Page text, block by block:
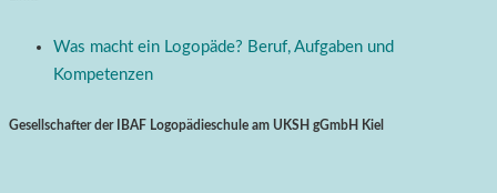
Was macht ein Logopäde? Beruf, Aufgaben und
Kompetenzen
Gesellschafter der IBAF Logopädieschule am UKSH gGmbH Kiel